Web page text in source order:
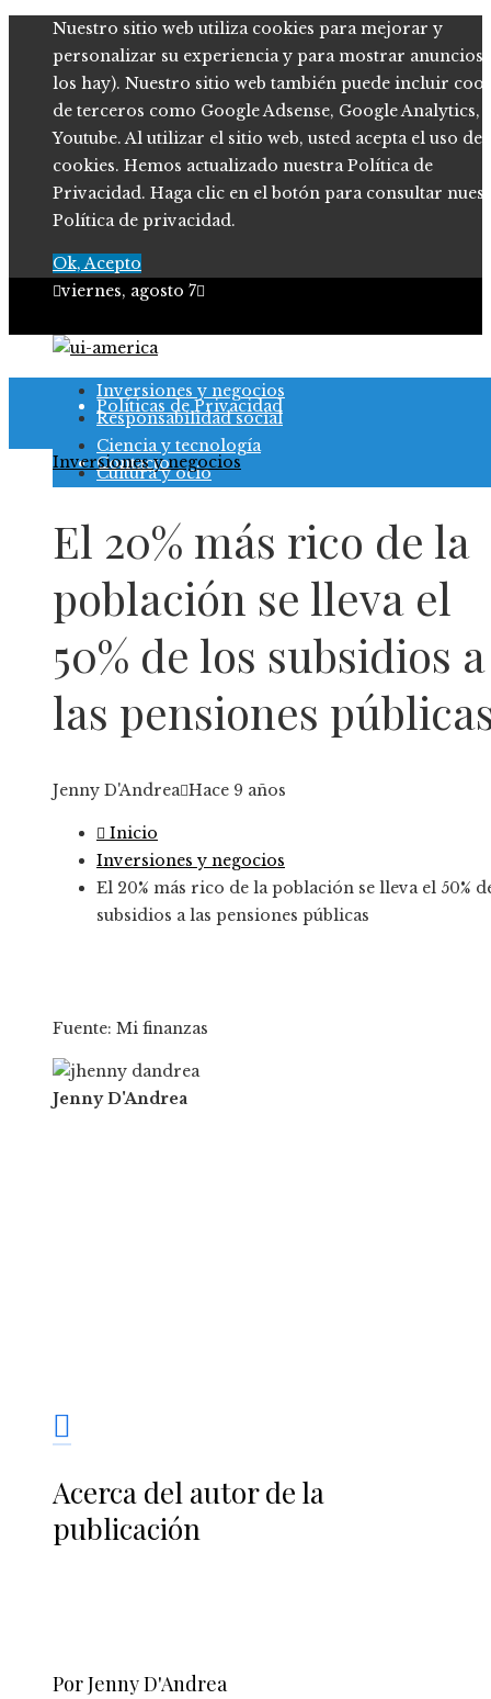
Nuestro sitio web utiliza cookies para mejorar y
personalizar su experiencia y para mostrar anuncios
los hay). Nuestro sitio web también puede incluir
de terceros como Google Adsense, Google Analytics,
Youtube. Al utilizar el sitio web, usted acepta el uso de
cookies. Hemos actualizado nuestra Política de
Privacidad. Haga clic en el botón para consultar
Política de privacidad.
Ok, Acepto
viernes, agosto 7
Quiénes somos
Políticas de Privacidad
Contacto
Inversiones y negocios
Responsabilidad social
Ciencia y tecnología
Cultura y ocio
Inversiones y negocios
El 20% más rico de la
población se lleva el
50% de los subsidios a
las pensiones
Jenny D'Andrea Hace 9 años
Inicio
Inversiones y negocios
El 20% más rico de la población se lleva el 50%
subsidios a las pensiones públicas
Fuente: Mi finanzas
Jenny D'Andrea
Acerca del autor de la
publicación
Por Jenny D'Andrea